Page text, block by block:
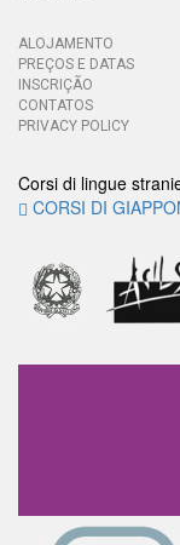
ALOJAMENTO
PREÇOS E DATAS
INSCRIÇÃO
CONTATOS
PRIVACY POLICY
Corsi di lingue
CORSI DI